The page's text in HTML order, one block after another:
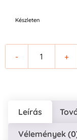
Készleten
- +
Leírás
Vélemények